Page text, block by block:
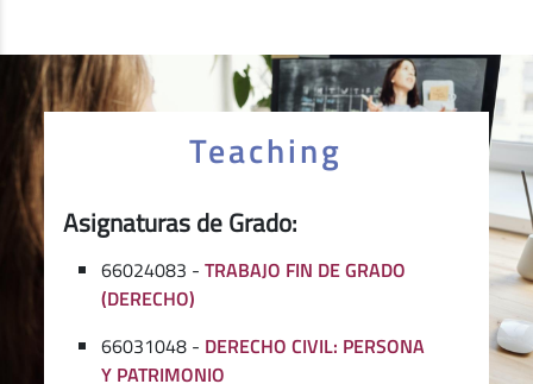
Teaching
Asignaturas de Grado:
66024083 -TRABAJO FIN DE GRADO
(DERECHO)
66031048 - DERECHO CIVIL: PERSONA
Y PATRIMONIO